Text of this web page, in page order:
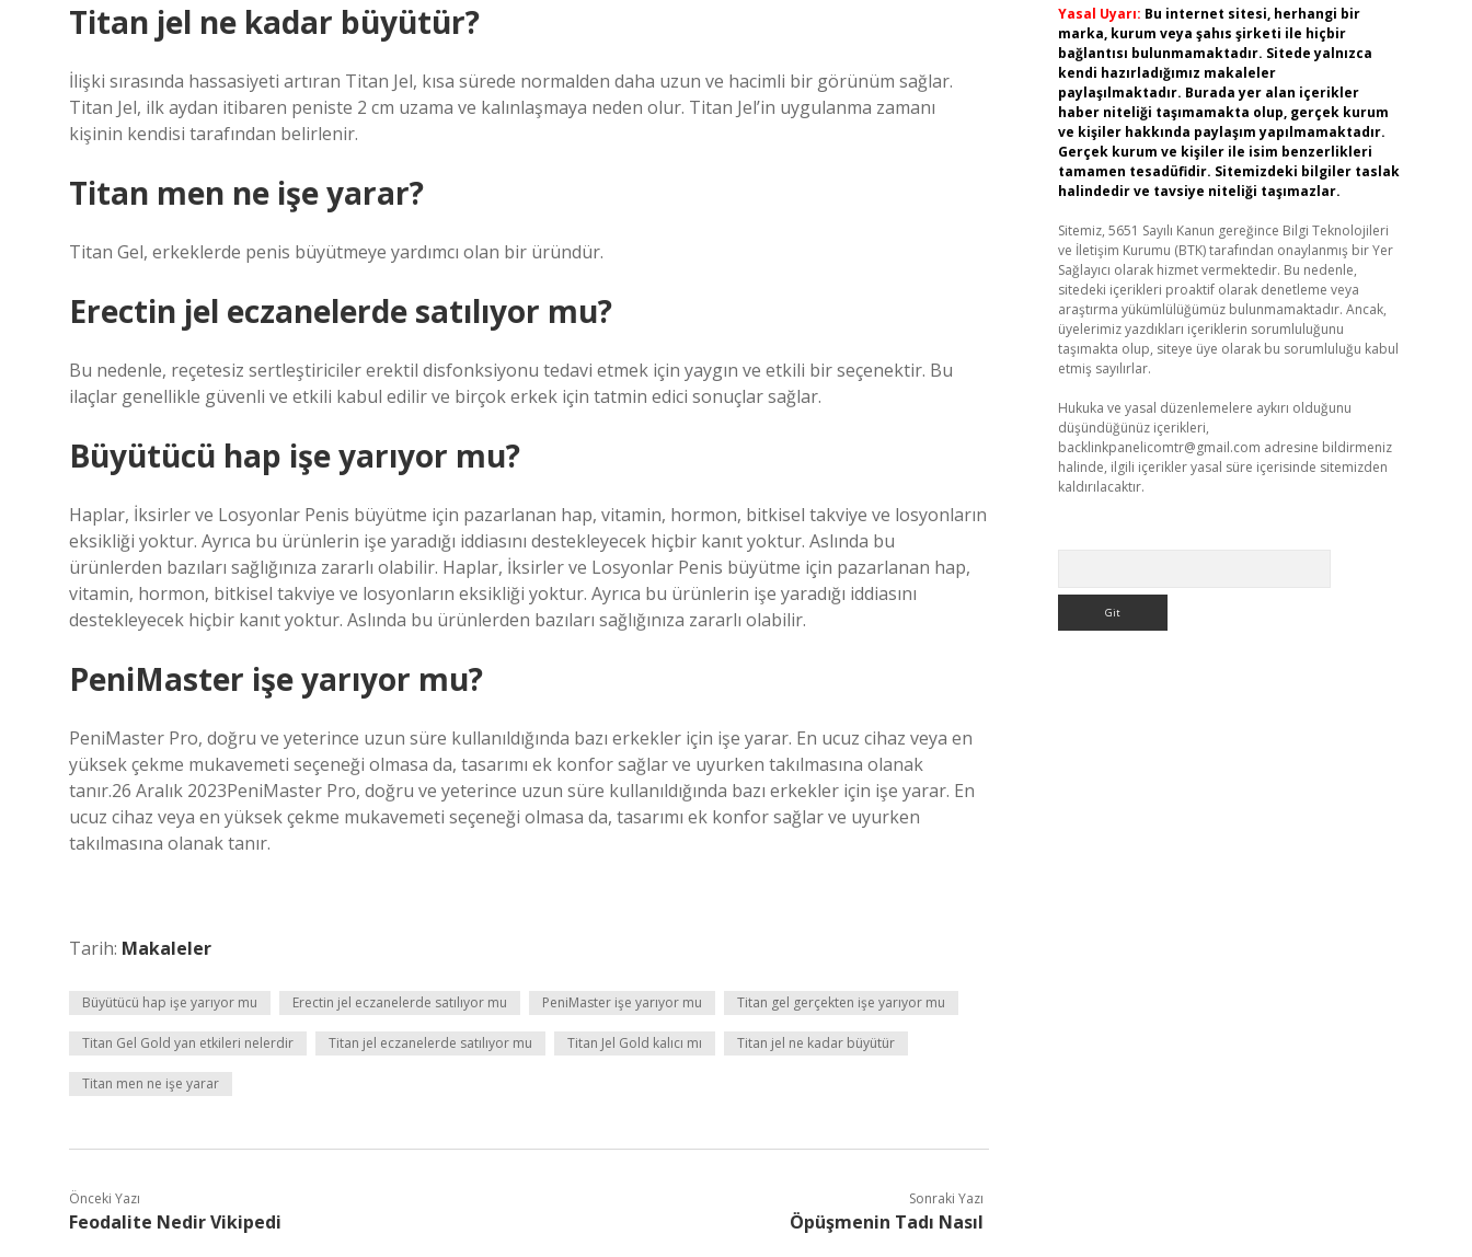
Titan jel ne kadar büyütür?
İlişki sırasında hassasiyeti artıran Titan Jel, kısa sürede normalden daha uzun ve hacimli bir görünüm sağlar.
Titan Jel, ilk aydan itibaren peniste 2 cm uzama ve kalınlaşmaya neden olur. Titan Jel’in uygulanma zamanı
kişinin kendisi tarafından belirlenir.
Titan men ne işe yarar?
Titan Gel, erkeklerde penis büyütmeye yardımcı olan bir üründür.
Erectin jel eczanelerde satılıyor mu?
Bu nedenle, reçetesiz sertleştiriciler erektil disfonksiyonu tedavi etmek için yaygın ve etkili bir seçenektir. Bu
ilaçlar genellikle güvenli ve etkili kabul edilir ve birçok erkek için tatmin edici sonuçlar sağlar.
Büyütücü hap işe yarıyor mu?
Haplar, İksirler ve Losyonlar Penis büyütme için pazarlanan hap, vitamin, hormon, bitkisel takviye ve losyonların
eksikliği yoktur. Ayrıca bu ürünlerin işe yaradığı iddiasını destekleyecek hiçbir kanıt yoktur. Aslında bu
ürünlerden bazıları sağlığınıza zararlı olabilir. Haplar, İksirler ve Losyonlar Penis büyütme için pazarlanan hap,
vitamin, hormon, bitkisel takviye ve losyonların eksikliği yoktur. Ayrıca bu ürünlerin işe yaradığı iddiasını
destekleyecek hiçbir kanıt yoktur. Aslında bu ürünlerden bazıları sağlığınıza zararlı olabilir.
PeniMaster işe yarıyor mu?
PeniMaster Pro, doğru ve yeterince uzun süre kullanıldığında bazı erkekler için işe yarar. En ucuz cihaz veya en
yüksek çekme mukavemeti seçeneği olmasa da, tasarımı ek konfor sağlar ve uyurken takılmasına olanak
tanır.26 Aralık 2023PeniMaster Pro, doğru ve yeterince uzun süre kullanıldığında bazı erkekler için işe yarar. En
ucuz cihaz veya en yüksek çekme mukavemeti seçeneği olmasa da, tasarımı ek konfor sağlar ve uyurken
takılmasına olanak tanır.
Tarih: Makaleler
Büyütücü hap işe yarıyor mu Erectin jel eczanelerde satılıyor mu PeniMaster işe yarıyor mu Titan gel gerçekten işe yarıyor mu
Titan Gel Gold yan etkileri nelerdir Titan jel eczanelerde satılıyor mu Titan Jel Gold kalıcı mı Titan jel ne kadar büyütür
Titan men ne işe yarar
Önceki Yazı
Feodalite Nedir Vikipedi
Sonraki Yazı
Öpüşmenin Tadı Nasıl
Yasal Uyarı: Bu internet sitesi, herhangi bir
marka, kurum veya şahıs şirketi ile hiçbir
bağlantısı bulunmamaktadır. Sitede yalnızca
kendi hazırladığımız makaleler
paylaşılmaktadır. Burada yer alan içerikler
haber niteliği taşımamakta olup, gerçek kurum
ve kişiler hakkında paylaşım yapılmamaktadır.
Gerçek kurum ve kişiler ile isim benzerlikleri
tamamen tesadüfidir. Sitemizdeki bilgiler taslak
halindedir ve tavsiye niteliği taşımazlar.
Sitemiz, 5651 Sayılı Kanun gereğince Bilgi Teknolojileri
ve İletişim Kurumu (BTK) tarafından onaylanmış bir Yer
Sağlayıcı olarak hizmet vermektedir. Bu nedenle,
sitedeki içerikleri proaktif olarak denetleme veya
araştırma yükümlülüğümüz bulunmamaktadır. Ancak,
üyelerimiz yazdıkları içeriklerin sorumluluğunu
taşımakta olup, siteye üye olarak bu sorumluluğu kabul
etmiş sayılırlar.
Hukuka ve yasal düzenlemelere aykırı olduğunu
düşündüğünüz içerikleri,
backlinkpanelicomtr@gmail.com adresine bildirmeniz
halinde, ilgili içerikler yasal süre içerisinde sitemizden
kaldırılacaktır.